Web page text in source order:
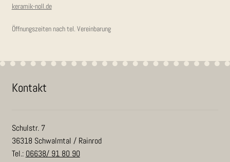
keramik-noll.de
Öffnungszeiten nach tel. Vereinbarung
Kon­takt
Schulstr. 7
36318 Schwalmtal / Rainrod
Tel.: 06638/ 91 80 90